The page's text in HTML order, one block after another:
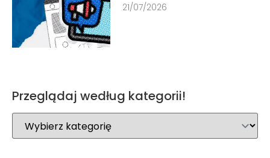
21/07/2026
Przeglądaj według kategorii!